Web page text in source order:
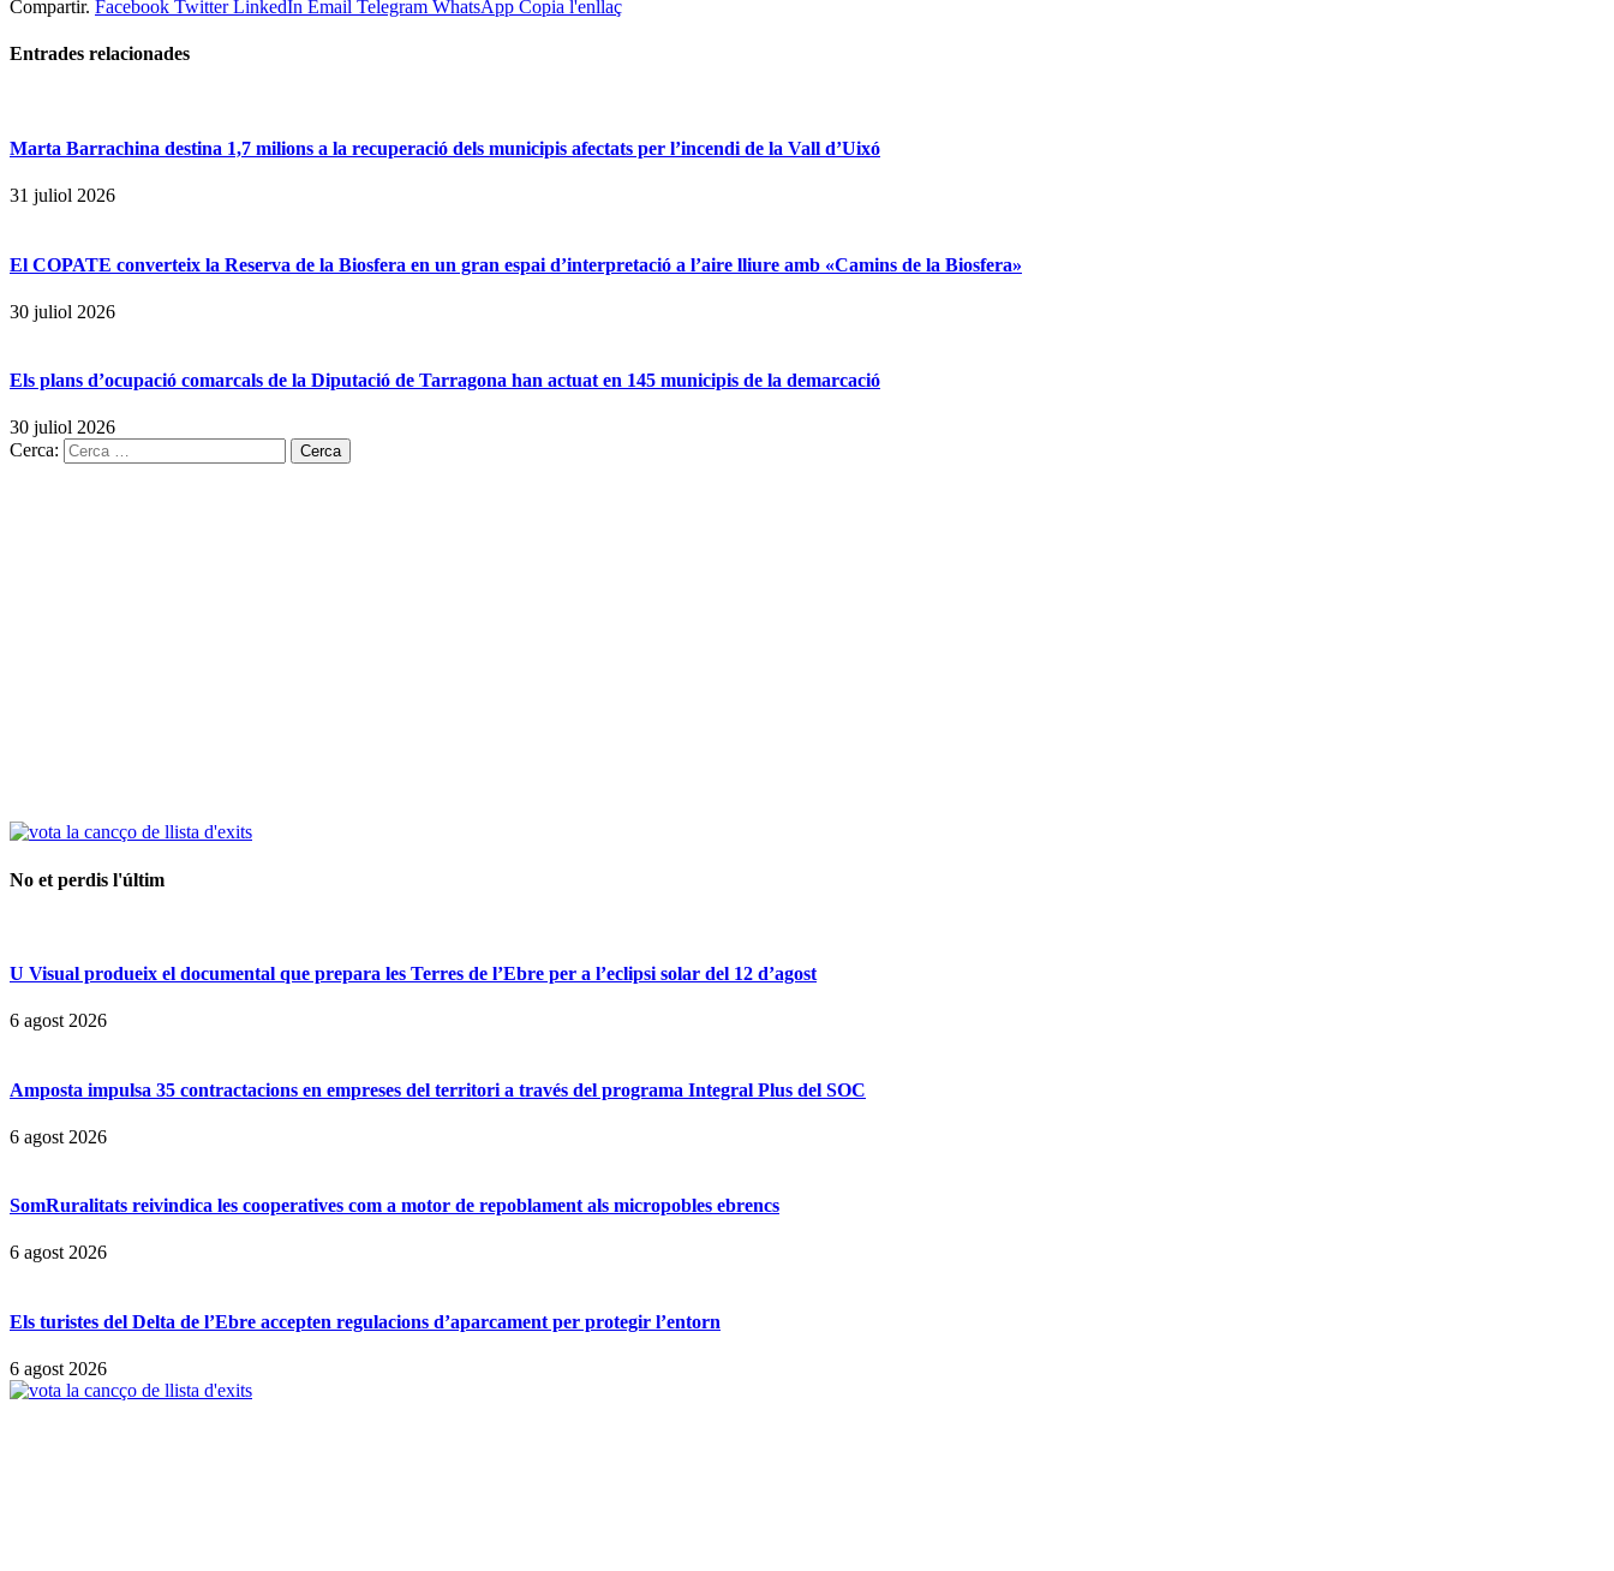
Compartir. Facebook Twitter LinkedIn Email Telegram WhatsApp Copia l'enllaç
Entrades relacionades
Marta Barrachina destina 1,7 milions a la recuperació dels municipis afectats per l’incendi de la Vall d’Uixó
31 juliol 2026
El COPATE converteix la Reserva de la Biosfera en un gran espai d’interpretació a l’aire lliure amb «Camins de la Biosfera»
30 juliol 2026
Els plans d’ocupació comarcals de la Diputació de Tarragona han actuat en 145 municipis de la demarcació
30 juliol 2026
Cerca:
No et perdis l'últim
U Visual produeix el documental que prepara les Terres de l’Ebre per a l’eclipsi solar del 12 d’agost
6 agost 2026
Amposta impulsa 35 contractacions en empreses del territori a través del programa Integral Plus del SOC
6 agost 2026
SomRuralitats reivindica les cooperatives com a motor de repoblament als micropobles ebrencs
6 agost 2026
Els turistes del Delta de l’Ebre accepten regulacions d’aparcament per protegir l’entorn
6 agost 2026